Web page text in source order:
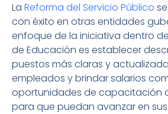
La Reforma del Servicio Público
con éxito en otras entidades
enfoque de la iniciativa dentro
de Educación es establecer
puestos más claras y
empleados y brindar salarios
oportunidades de capacitación
para que puedan avanzar en